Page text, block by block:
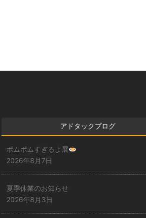
アドタックブログ
ポムポムすぎるよ展
2026年8月7日
夏季休業のお知らせ
2026年8月3日